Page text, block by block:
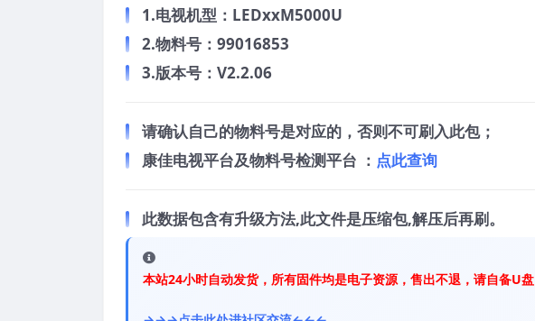
1.电视机型：LEDxxM5000U
2.物料号：99016853
3.版本号：V2.2.06
请确认自己的物料号是对应的，否则不可刷入此包；
康佳电视平台及物料号检测平台 ： 点此查询
此数据包含有升级方法,此文件是压缩包,解压后再刷。
本站24小时自动发货，所有固件均是电子资源，售出不退，请自备U盘